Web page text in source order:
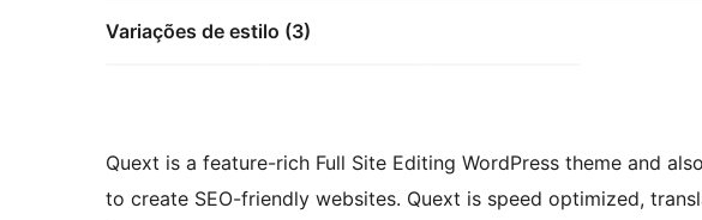
Variações de estilo (3)
Quext is a feature-rich Full Site Editing WordPress theme and
to create SEO-friendly websites. Quext is speed optimized,